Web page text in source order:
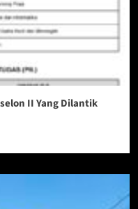
II Yang Dilantik